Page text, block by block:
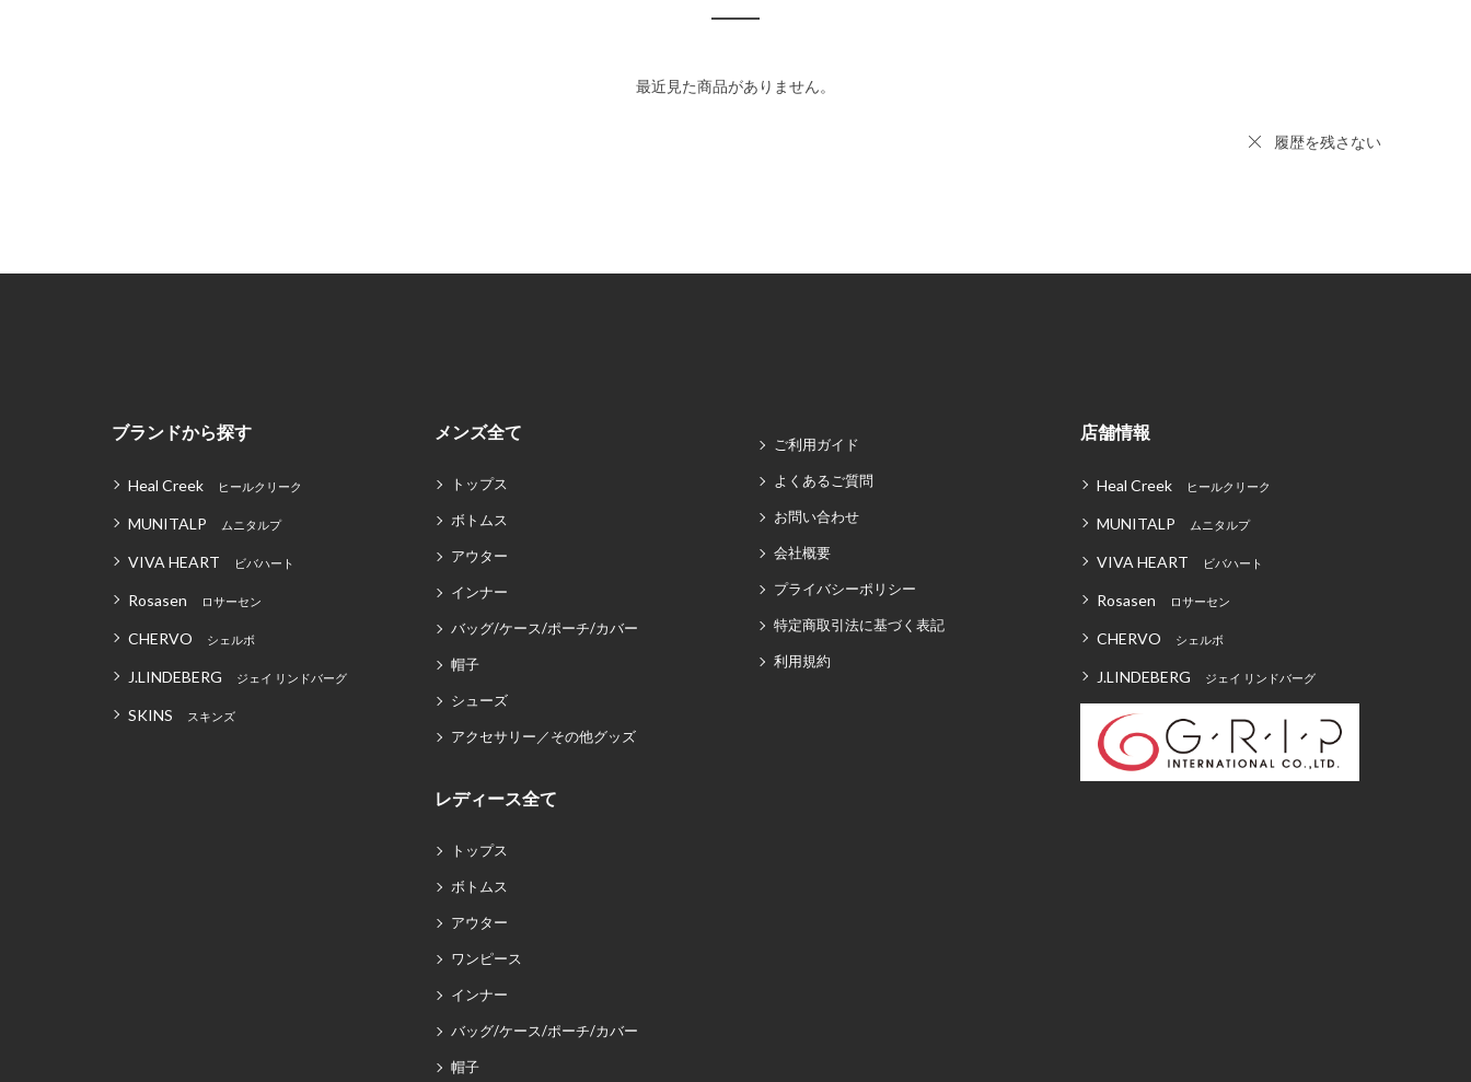
最近見た商品がありません。
履歴を残さない
ブランドから探す
Heal Creek ヒールクリーク
MUNITALP ムニタルプ
VIVA HEART ビバハート
Rosasen ロサーセン
CHERVO シェルボ
J.LINDEBERG ジェイ リンドバーグ
SKINS スキンズ
メンズ全て
トップス
ボトムス
アウター
インナー
バッグ/ケース/ポーチ/カバー
帽子
シューズ
アクセサリー／その他グッズ
レディース全て
トップス
ボトムス
アウター
ワンピース
インナー
バッグ/ケース/ポーチ/カバー
帽子
ご利用ガイド
よくあるご質問
お問い合わせ
会社概要
プライバシーポリシー
特定商取引法に基づく表記
利用規約
店舗情報
Heal Creek ヒールクリーク
MUNITALP ムニタルプ
VIVA HEART ビバハート
Rosasen ロサーセン
CHERVO シェルボ
J.LINDEBERG ジェイ リンドバーグ